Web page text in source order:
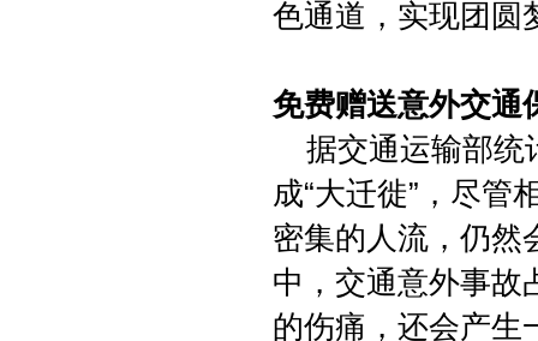
色通道，实现团
免费赠送意外交通
据交通运输部统
成“大迁徙”，尽管
密集的人流，仍然
中，交通意外事故
的伤痛，还会产生